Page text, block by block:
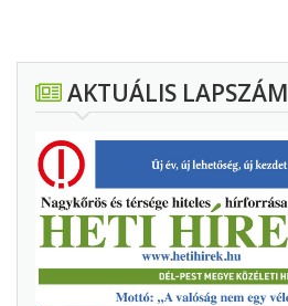
AKTUÁLIS LAPSZÁM